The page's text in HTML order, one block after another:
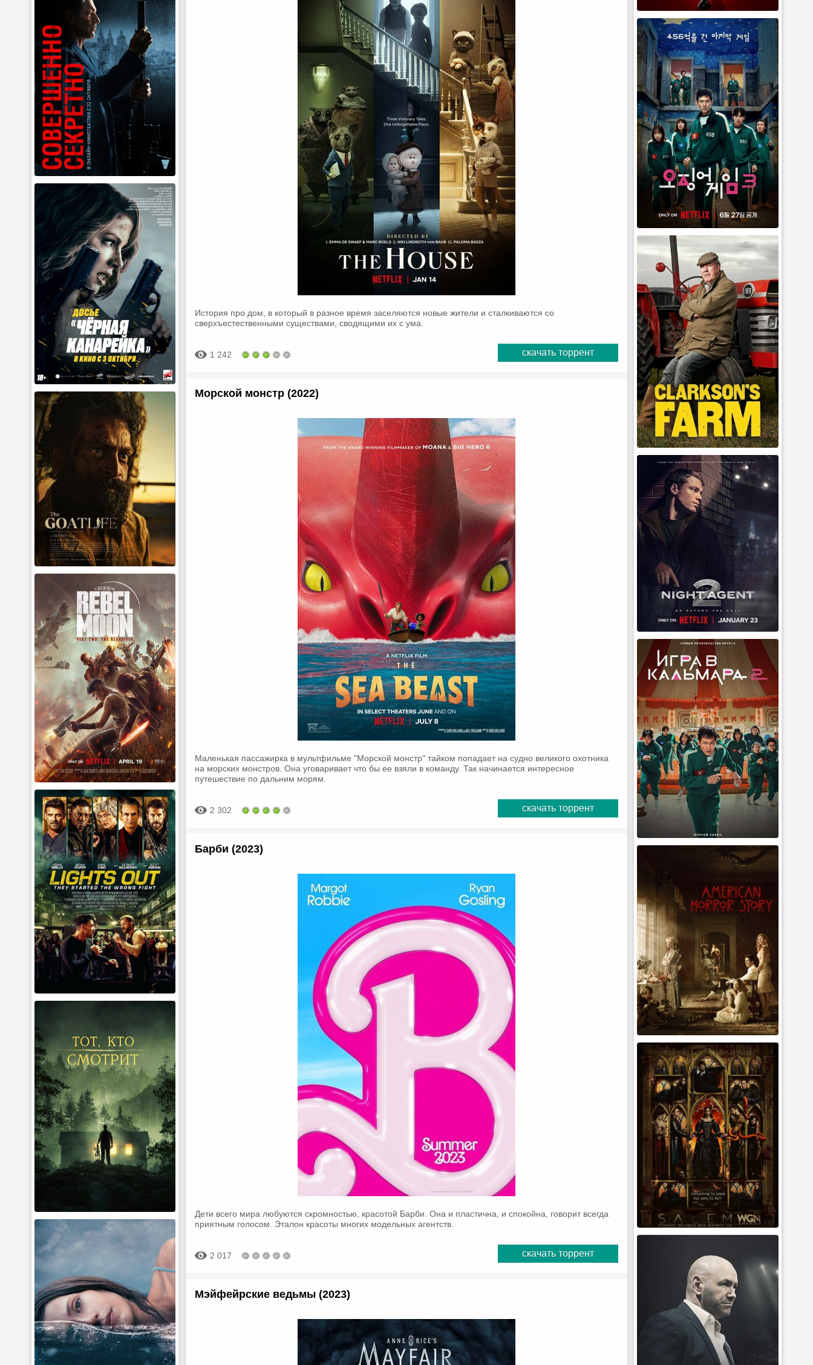
История про дом, в который в разное время заселяются новые жители и сталкиваются со
сверхъестественными существами, сводящими их с ума.
1 242 скачать торрент
Морской монстр (2022)
Маленькая пассажирка в мультфильме "Морской монстр" тайком попадает на судно великого охотника
на морских монстров. Она уговаривает что бы ее взяли в команду. Так начинается интересное
путешествие по дальним морям.
2 302 скачать торрент
Барби (2023)
Дети всего мира любуются скромностью, красотой Барби. Она и пластична, и спокойна, говорит всегда
приятным голосом. Эталон красоты многих модельных агентств.
2 017 скачать торрент
Мэйфейрские ведьмы (2023)